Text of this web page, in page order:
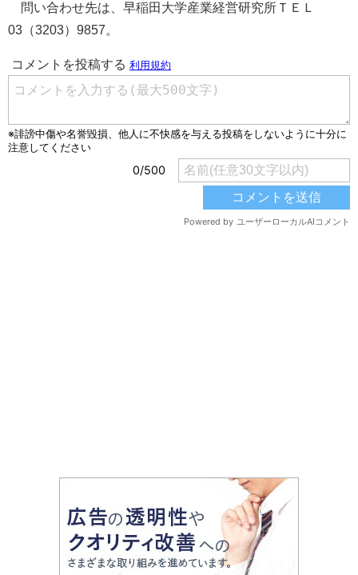
問い合わせ先は、早稲田大学産業経営研究所ＴＥＬ
03（3203）9857。